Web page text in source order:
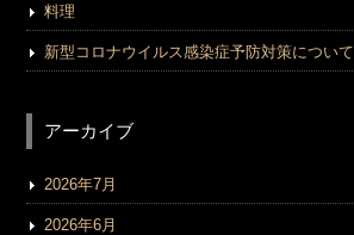
料理
新型コロナウイルス感染症予防対策について
アーカイブ
2026年7月
2026年6月